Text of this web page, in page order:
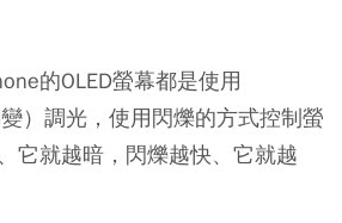
的OLED螢幕都是使用
）調光，使用閃爍的方式控制螢
它就越暗，閃爍越快、它就越